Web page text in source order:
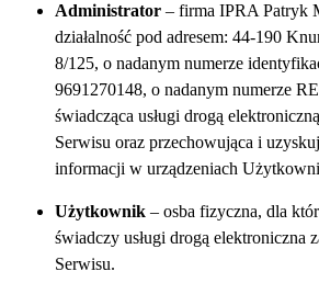
Administrator – firma IPRA Patryk
działalność pod adresem: 44-190
8/125, o nadanym numerze
9691270148, o nadanym numerze
świadcząca usługi drogą
Serwisu oraz przechowująca i
informacji w urządzeniach
Użytkownik – osba fizyczna, dla
świadczy usługi drogą elektroniczna
Serwisu.